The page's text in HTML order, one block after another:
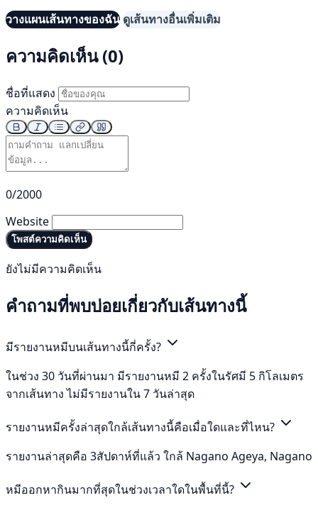
วางแผนเส้นทางของฉัน ดูเส้นทางอื่นเพิ่มเติม
ความคิดเห็น (0)
ชื่อที่แสดง
ความคิดเห็น
0/2000
Website
โพสต์ความคิดเห็น
ยังไม่มีความคิดเห็น
คำถามที่พบบ่อยเกี่ยวกับเส้นทางนี้
มีรายงานหมีบนเส้นทางนี้กี่ครั้ง?
ในช่วง 30 วันที่ผ่านมา มีรายงานหมี 2 ครั้งในรัศมี 5 กิโลเมตร
จากเส้นทาง ไม่มีรายงานใน 7 วันล่าสุด
รายงานหมีครั้งล่าสุดใกล้เส้นทางนี้คือเมื่อใดและที่ไหน?
รายงานล่าสุดคือ 3สัปดาห์ที่แล้ว ใกล้ Nagano Ageya, Nagano
หมีออกหากินมากที่สุดในช่วงเวลาใดในพื้นที่นี้?